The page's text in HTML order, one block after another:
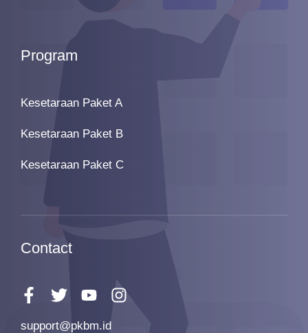
Program
Kesetaraan Paket A
Kesetaraan Paket B
Kesetaraan Paket C
Contact
support@pkbm.id